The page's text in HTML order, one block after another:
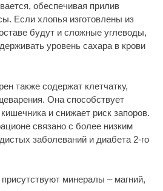
обеспечивая прилив
Если хлопья изготовлены из
будут и сложные углеводы,
уровень сахара в крови
также содержат клетчатку,
Она способствует
и снижает риск запоров.
связано с более низким
заболеваний и диабета 2-го
минералы – магний,